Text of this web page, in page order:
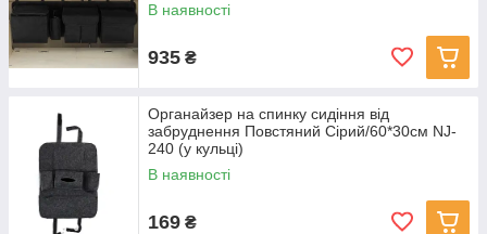
В наявності
935 ₴
Органайзер на спинку сидіння від
забруднення Повстяний Сірий/60*30см NJ-
240 (у кульці)
В наявності
169 ₴